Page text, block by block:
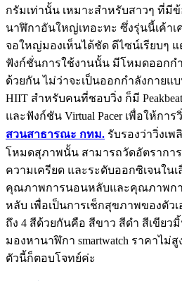
กรัมเท่านั้น เหมาะสำหรับสาวๆ ที่มี
นาฬิกาอันใหญ่เทอะทะ ซึ่งรุ่นนี้เค้า
จอใหญ่มองเห็นได้ชัด ดีไซน์เรียบๆ
ฟังก์ชั่นการใช้งานนั้น มีโหมดออกก
ด้วยกัน ไม่ว่าจะเป็นออกกำลังกายแ
HIIT สำหรับคนที่ชอบวิ่ง ก็มี
และฟังก์ชัน Virtual Pacer เพื่อให้การ
สวนสาธารณะ กทม. รับรองว่าวิ่งเ
โหมดสุภาพนั้น สามารถวัดอัตรากา
ความเครียด และระดับออกซิเจนใน
คุณภาพการนอนหลับและคุณภาพกา
หลับ เพื่อเป็นการเช็กสุขภาพของตัว
ถึง 4 สีด้วยกันคือ สีขาว สีดำ สีเขียว
มองหานาฬิกา smartwatch ราคาไม่
ตัวนี้ก็ตอบโจทย์ค่ะ